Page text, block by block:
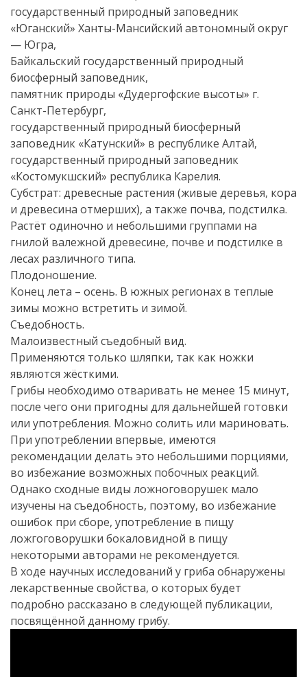
государственный природный заповедник
«Юганский» Ханты-Мансийский автономный округ
— Югра,
Байкальский государственный природный
биосферный заповедник,
памятник природы «Дудергофские высоты» г.
Санкт-Петербург,
государственный природный биосферный
заповедник «Катунский» в республике Алтай,
государственный природный заповедник
«Костомукшский» республика Карелия.
Субстрат: древесные растения (живые деревья, кора
и древесина отмерших), а также почва, подстилка.
Растёт одиночно и небольшими группами на
гнилой валежной древесине, почве и подстилке в
лесах различного типа.
Плодоношение.
Конец лета – осень. В южных регионах в теплые
зимы можно встретить и зимой.
Съедобность.
Малоизвестный съедобный вид.
Применяются только шляпки, так как ножки
являются жёсткими.
Грибы необходимо отваривать не менее 15 минут,
после чего они пригодны для дальнейшей готовки
или употребления. Можно солить или мариновать.
При употреблении впервые, имеются
рекомендации делать это небольшими порциями,
во избежание возможных побочных реакций.
Однако сходные виды ложноговорушек мало
изучены на съедобность, поэтому, во избежание
ошибок при сборе, употребление в пищу
ложгоговорушки бокаловидной в пищу
некоторыми авторами не рекомендуется.
В ходе научных исследований у гриба обнаружены
лекарственные свойства, о которых будет
подробно рассказано в следующей публикации,
посвящённой данному грибу.